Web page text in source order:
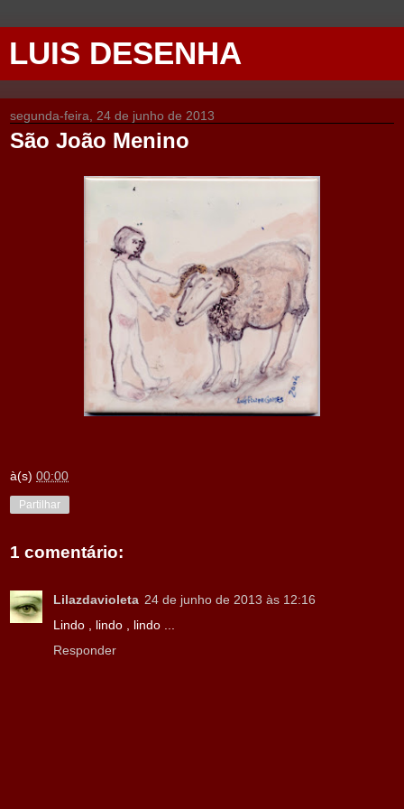
LUIS DESENHA
segunda-feira, 24 de junho de 2013
São João Menino
à(s) 00:00
Partilhar
1 comentário:
Lilazdavioleta 24 de junho de 2013 às 12:16
Lindo , lindo , lindo ...
Responder